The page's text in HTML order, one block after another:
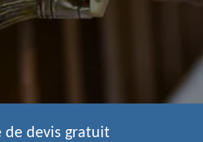
de devis gratuit